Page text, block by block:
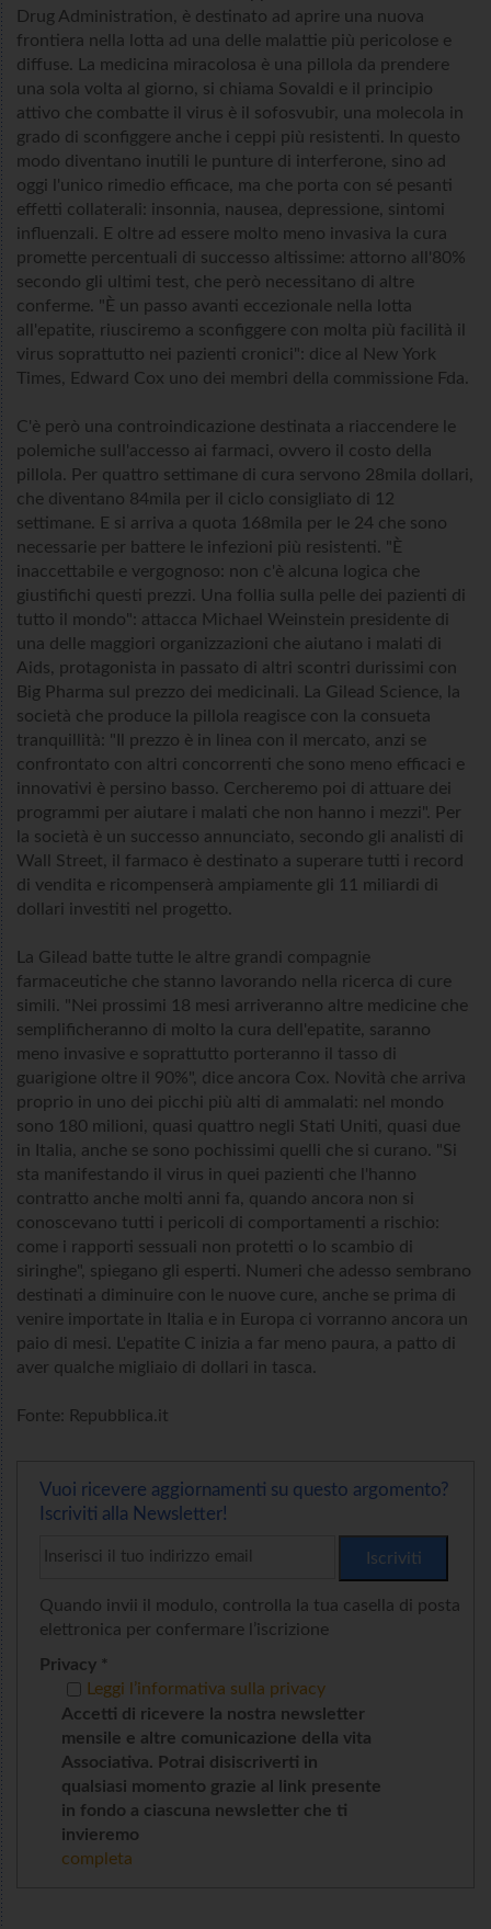
Drug Administration, è destinato ad aprire una nuova
frontiera nella lotta ad una delle malattie più pericolose e
diffuse. La medicina miracolosa è una pillola da prendere
una sola volta al giorno, si chiama Sovaldi e il principio
attivo che combatte il virus è il sofosvubir, una molecola in
grado di sconfiggere anche i ceppi più resistenti. In questo
modo diventano inutili le punture di interferone, sino ad
oggi l'unico rimedio efficace, ma che porta con sé pesanti
effetti collaterali: insonnia, nausea, depressione, sintomi
influenzali. E oltre ad essere molto meno invasiva la cura
promette percentuali di successo altissime: attorno all'80%
secondo gli ultimi test, che però necessitano di altre
conferme. "È un passo avanti eccezionale nella lotta
all'epatite, riusciremo a sconfiggere con molta più facilità il
virus soprattutto nei pazienti cronici": dice al New York
Times, Edward Cox uno dei membri della commissione Fda.
C'è però una controindicazione destinata a riaccendere le
polemiche sull'accesso ai farmaci, ovvero il costo della
pillola. Per quattro settimane di cura servono 28mila dollari,
che diventano 84mila per il ciclo consigliato di 12
settimane. E si arriva a quota 168mila per le 24 che sono
necessarie per battere le infezioni più resistenti. "È
inaccettabile e vergognoso: non c'è alcuna logica che
giustifichi questi prezzi. Una follia sulla pelle dei pazienti di
tutto il mondo": attacca Michael Weinstein presidente di
una delle maggiori organizzazioni che aiutano i malati di
Aids, protagonista in passato di altri scontri durissimi con
Big Pharma sul prezzo dei medicinali. La Gilead Science, la
società che produce la pillola reagisce con la consueta
tranquillità: "Il prezzo è in linea con il mercato, anzi se
confrontato con altri concorrenti che sono meno efficaci e
innovativi è persino basso. Cercheremo poi di attuare dei
programmi per aiutare i malati che non hanno i mezzi". Per
la società è un successo annunciato, secondo gli analisti di
Wall Street, il farmaco è destinato a superare tutti i record
di vendita e ricompenserà ampiamente gli 11 miliardi di
dollari investiti nel progetto.
La Gilead batte tutte le altre grandi compagnie
farmaceutiche che stanno lavorando nella ricerca di cure
simili. "Nei prossimi 18 mesi arriveranno altre medicine che
semplificheranno di molto la cura dell'epatite, saranno
meno invasive e soprattutto porteranno il tasso di
guarigione oltre il 90%", dice ancora Cox. Novità che arriva
proprio in uno dei picchi più alti di ammalati: nel mondo
sono 180 milioni, quasi quattro negli Stati Uniti, quasi due
in Italia, anche se sono pochissimi quelli che si curano. "Si
sta manifestando il virus in quei pazienti che l'hanno
contratto anche molti anni fa, quando ancora non si
conoscevano tutti i pericoli di comportamenti a rischio:
come i rapporti sessuali non protetti o lo scambio di
siringhe", spiegano gli esperti. Numeri che adesso sembrano
destinati a diminuire con le nuove cure, anche se prima di
venire importate in Italia e in Europa ci vorranno ancora un
paio di mesi. L'epatite C inizia a far meno paura, a patto di
aver qualche migliaio di dollari in tasca.
Fonte: Repubblica.it
Vuoi ricevere aggiornamenti su questo argomento?
Iscriviti alla Newsletter!
Quando invii il modulo, controlla la tua casella di posta
elettronica per confermare l’iscrizione
Privacy *
Accetti di ricevere la nostra newsletter
mensile e altre comunicazione della vita
Associativa. Potrai disiscriverti in
qualsiasi momento grazie al link presente
in fondo a ciascuna newsletter che ti
invieremo
Leggi l’informativa sulla privacy
completa